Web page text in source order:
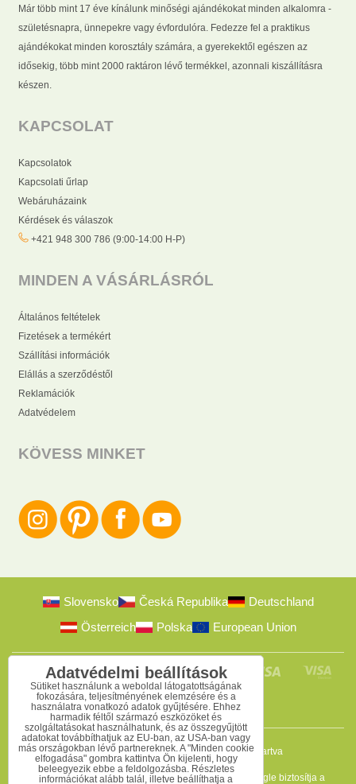
Már több mint 17 éve kínálunk minőségi ajándékokat minden alkalomra -
születésnapra, ünnepekre vagy évfordulóra. Fedezze fel a praktikus
ajándékokat minden korosztály számára, a gyerekektől egészen az
idősekig, több mint 2000 raktáron lévő termékkel, azonnali kiszállításra
készen.
KAPCSOLAT
Kapcsolatok
Kapcsolati űrlap
Webáruházaink
Kérdések és válaszok
+421 948 300 786 (9:00-14:00 H-P)
MINDEN A VÁSÁRLÁSRÓL
Általános feltételek
Fizetések a termékért
Szállítási információk
Elállás a szerződéstől
Reklamációk
Adatvédelem
KÖVESS MINKET
Slovensko Česká Republika
Deutschland
Österreich
Polska European Union
2009-2026 © Bomba s.r.o. Minden jog fenntartva
Ez az oldal reCAPTCHA programmal védett, és a Google biztosítja a
Adatvédelmi beállítások
Sütiket használunk a weboldal látogatottságának
fokozására, teljesítményének elemzésére és a
használatra vonatkozó adatok gyűjtésére. Ehhez
harmadik féltől származó eszközöket és
szolgáltatásokat használhatunk, és az összegyűjtött
adatokat továbbíthatjuk az EU-ban, az USA-ban vagy
más országokban lévő partnereknek. A "Minden cookie
elfogadása" gombra kattintva Ön kijelenti, hogy
beleegyezik ebbe a feldolgozásba. Részletes
információkat alább talál, illetve beállíthatja a